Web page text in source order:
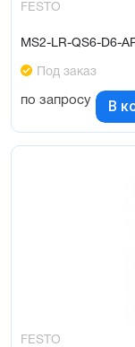
FESTO
MS2-LR-QS6-D6-
Под заказ
по запросу В
FESTO